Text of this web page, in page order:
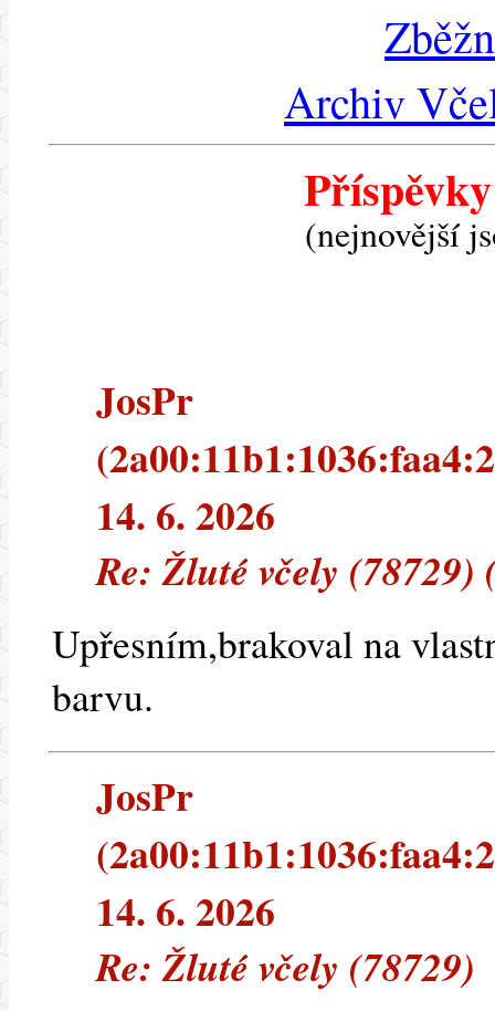
Archiv
(nejnovější
JosPr
14. 6. 2026
Re: Žluté včely (78729)
Upřesním,brakoval na
barvu.
JosPr
14. 6. 2026
Re: Žluté včely (78729)